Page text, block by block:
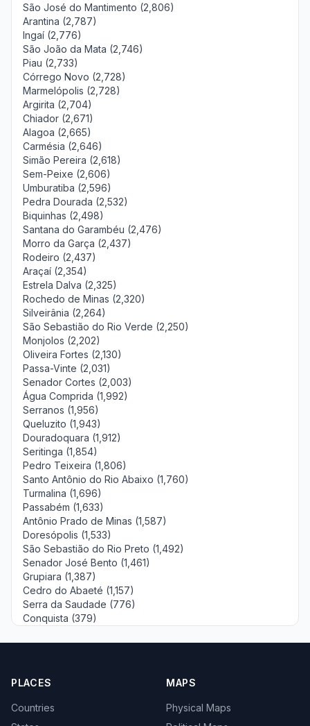
São José do Mantimento (2,806)
Arantina (2,787)
Ingaí (2,776)
São João da Mata (2,746)
Piau (2,733)
Córrego Novo (2,728)
Marmelópolis (2,728)
Argirita (2,704)
Chiador (2,671)
Alagoa (2,665)
Carmésia (2,646)
Simão Pereira (2,618)
Sem-Peixe (2,606)
Umburatiba (2,596)
Pedra Dourada (2,532)
Biquinhas (2,498)
Santana do Garambéu (2,476)
Morro da Garça (2,437)
Rodeiro (2,437)
Araçaí (2,354)
Estrela Dalva (2,325)
Rochedo de Minas (2,320)
Silveirânia (2,264)
São Sebastião do Rio Verde (2,250)
Monjolos (2,202)
Oliveira Fortes (2,130)
Passa-Vinte (2,031)
Senador Cortes (2,003)
Água Comprida (1,992)
Serranos (1,956)
Queluzito (1,943)
Douradoquara (1,912)
Seritinga (1,854)
Pedro Teixeira (1,806)
Santo Antônio do Rio Abaixo (1,760)
Turmalina (1,696)
Passabém (1,633)
Antônio Prado de Minas (1,587)
Doresópolis (1,533)
São Sebastião do Rio Preto (1,492)
Senador José Bento (1,461)
Grupiara (1,387)
Cedro do Abaeté (1,157)
Serra da Saudade (776)
Conquista (379)
PLACES
Countries
MAPS
Physical Maps